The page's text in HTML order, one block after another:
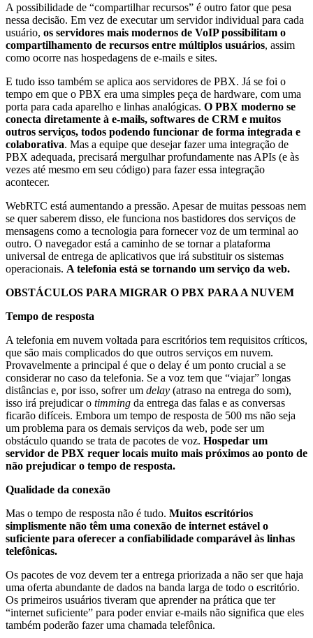
A possibilidade de “compartilhar recursos” é outro fator que pesa
nessa decisão. Em vez de executar um servidor individual para cada
usuário, os servidores mais modernos de VoIP possibilitam o
compartilhamento de recursos entre múltiplos usuários, assim
como ocorre nas hospedagens de e-mails e sites.
E tudo isso também se aplica aos servidores de PBX. Já se foi o
tempo em que o PBX era uma simples peça de hardware, com uma
porta para cada aparelho e linhas analógicas. O PBX moderno se
conecta diretamente à e-mails, softwares de CRM e muitos
outros serviços, todos podendo funcionar de forma integrada e
colaborativa. Mas a equipe que desejar fazer uma integração de
PBX adequada, precisará mergulhar profundamente nas APIs (e às
vezes até mesmo em seu código) para fazer essa integração
acontecer.
WebRTC está aumentando a pressão. Apesar de muitas pessoas nem
se quer saberem disso, ele funciona nos bastidores dos serviços de
mensagens como a tecnologia para fornecer voz de um terminal ao
outro. O navegador está a caminho de se tornar a plataforma
universal de entrega de aplicativos que irá substituir os sistemas
operacionais. A telefonia está se tornando um serviço da web.
OBSTÁCULOS PARA MIGRAR O PBX PARA A NUVEM
Tempo de resposta
A telefonia em nuvem voltada para escritórios tem requisitos críticos,
que são mais complicados do que outros serviços em nuvem.
Provavelmente a principal é que o delay é um ponto crucial a se
considerar no caso da telefonia. Se a voz tem que “viajar” longas
distâncias e, por isso, sofrer um delay (atraso na entrega do som),
isso irá prejudicar o timming da entrega das falas e as conversas
ficarão difíceis. Embora um tempo de resposta de 500 ms não seja
um problema para os demais serviços da web, pode ser um
obstáculo quando se trata de pacotes de voz. Hospedar um
servidor de PBX requer locais muito mais próximos ao ponto de
não prejudicar o tempo de resposta.
Qualidade da conexão
Mas o tempo de resposta não é tudo. Muitos escritórios
simplismente não têm uma conexão de internet estável o
suficiente para oferecer a confiabilidade comparável às linhas
telefônicas.
Os pacotes de voz devem ter a entrega priorizada a não ser que haja
uma oferta abundante de dados na banda larga de todo o escritório.
Os primeiros usuários tiveram que aprender na prática que ter
“internet suficiente” para poder enviar e-mails não significa que eles
também poderão fazer uma chamada telefônica.